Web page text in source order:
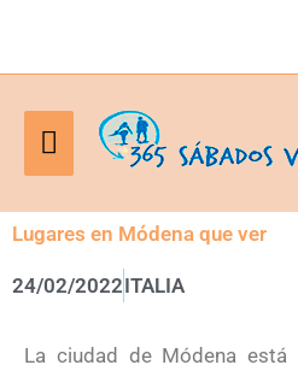
Menú
principal
Lugares en Módena que ver
24/02/2022ITALIA
La ciudad de Módena